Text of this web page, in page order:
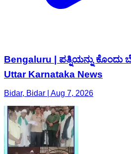
Bengaluru | ಪತ್ನಿಯನ್ನು ಕೊಂದು
Uttar Karnataka News
Bidar, Bidar | Aug 7, 2026